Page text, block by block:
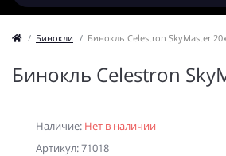
Бинокли Бинокль Celestron SkyMaster
Бинокль Celestron
Наличие: Нет в наличии
Артикул: 71018